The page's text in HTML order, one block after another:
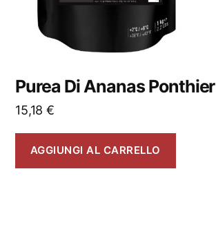
Purea Di Ananas Ponthier
15,18 €
AGGIUNGI AL CARRELLO